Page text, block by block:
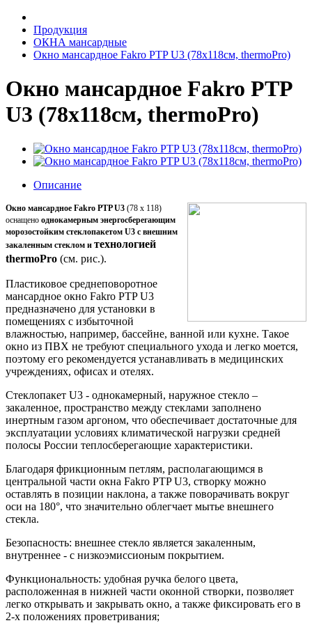
Продукция
ОКНА мансардные
Окно мансардное Fakro PTP U3 (78x118см, thermoPro)
Окно мансардное Fakro PTP
U3 (78x118см, thermoPro)
Описание
Окно мансардное Fakro PTP U3 (78 x 118)
оснащено однокамерным энергосберегающим
морозостойким стеклопакетом U3 с внешним
закаленным стеклом и технологией
thermoPro (см. рис.).
Пластиковое среднеповоротное
мансардное окно Fakro PTP U3
предназначено для установки в
помещениях с избыточной
влажностью, например, бассейне, ванной или кухне. Такое
окно из ПВХ не требуют специального ухода и легко моется,
поэтому его рекомендуется устанавливать в медицинских
учреждениях, офисах и отелях.
Стеклопакет U3 - однокамерный, наружное стекло –
закаленное, пространство между стеклами заполнено
инертным газом аргоном, что обеспечивает достаточные для
эксплуатации условиях климатической нагрузки средней
полосы России теплосберегающие характеристики.
Благодаря фрикционным петлям, располагающимся в
центральной части окна Fakro PTP U3, створку можно
оставлять в позиции наклона, а также поворачивать вокруг
оси на 180°, что значительно облегчает мытье внешнего
стекла.
Безопасность: внешнее стекло является закаленным,
внутреннее - с низкоэмиссионым покрытием.
Функциональность: удобная ручка белого цвета,
расположенная в нижней части оконной створки, позволяет
легко открывать и закрывать окно, а также фиксировать его в
2-х положениях проветривания;